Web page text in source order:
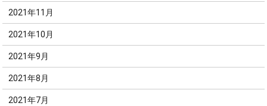
2021年11月
2021年10月
2021年9月
2021年8月
2021年7月